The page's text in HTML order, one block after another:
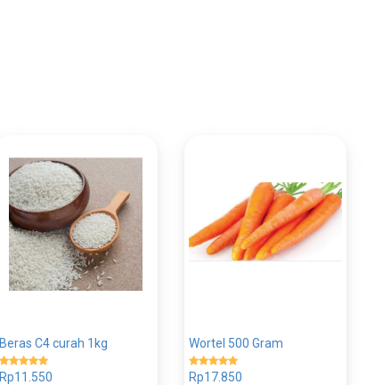
Beras C4 curah 1kg
Rp11.550
Wortel 500 Gram
Rp17.850